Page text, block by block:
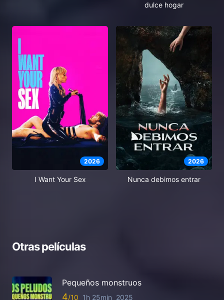
dulce hogar
2026
I Want Your Sex
2026
Nunca debimos entrar
Otras películas
Pequeños monstruos
4 1h 25min 2025